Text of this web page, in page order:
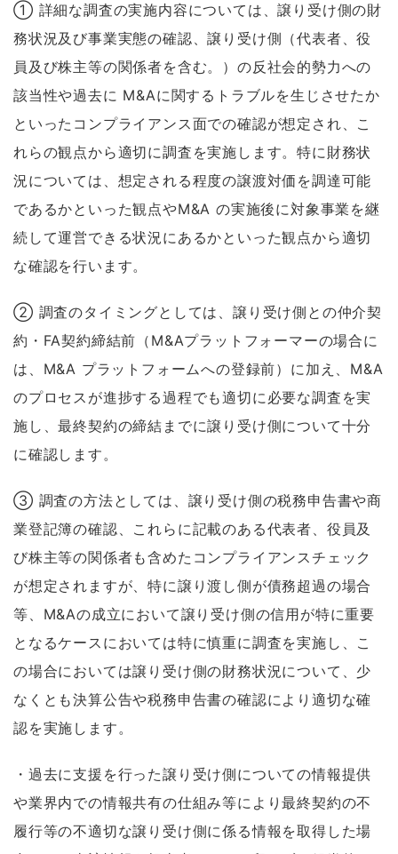
① 詳細な調査の実施内容については、譲り受け側の財
務状況及び事業実態の確認、譲り受け側（代表者、役
員及び株主等の関係者を含む。）の反社会的勢力への
該当性や過去に M&Aに関するトラブルを生じさせたか
といったコンプライアンス面での確認が想定され、こ
れらの観点から適切に調査を実施します。特に財務状
況については、想定される程度の譲渡対価を調達可能
であるかといった観点やM&A の実施後に対象事業を継
続して運営できる状況にあるかといった観点から適切
な確認を行います。
② 調査のタイミングとしては、譲り受け側との仲介契
約・FA契約締結前（M&Aプラットフォーマーの場合に
は、M&A プラットフォームへの登録前）に加え、M&A
のプロセスが進捗する過程でも適切に必要な調査を実
施し、最終契約の締結までに譲り受け側について十分
に確認します。
③ 調査の方法としては、譲り受け側の税務申告書や商
業登記簿の確認、これらに記載のある代表者、役員及
び株主等の関係者も含めたコンプライアンスチェック
が想定されますが、特に譲り渡し側が債務超過の場合
等、M&Aの成立において譲り受け側の信用が特に重要
となるケースにおいては特に慎重に調査を実施し、こ
の場合においては譲り受け側の財務状況について、少
なくとも決算公告や税務申告書の確認により適切な確
認を実施します。
・過去に支援を行った譲り受け側についての情報提供
や業界内での情報共有の仕組み等により最終契約の不
履行等の不適切な譲り受け側に係る情報を取得した場